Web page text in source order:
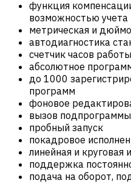
функция
возможностью учета
метрическая и
автодиагностика
счетчик часов
абсолютное
до 1000
программ
фоновое
вызов
пробный запуск
покадровое
линейная и круговая
поддержка
подача на оборот,